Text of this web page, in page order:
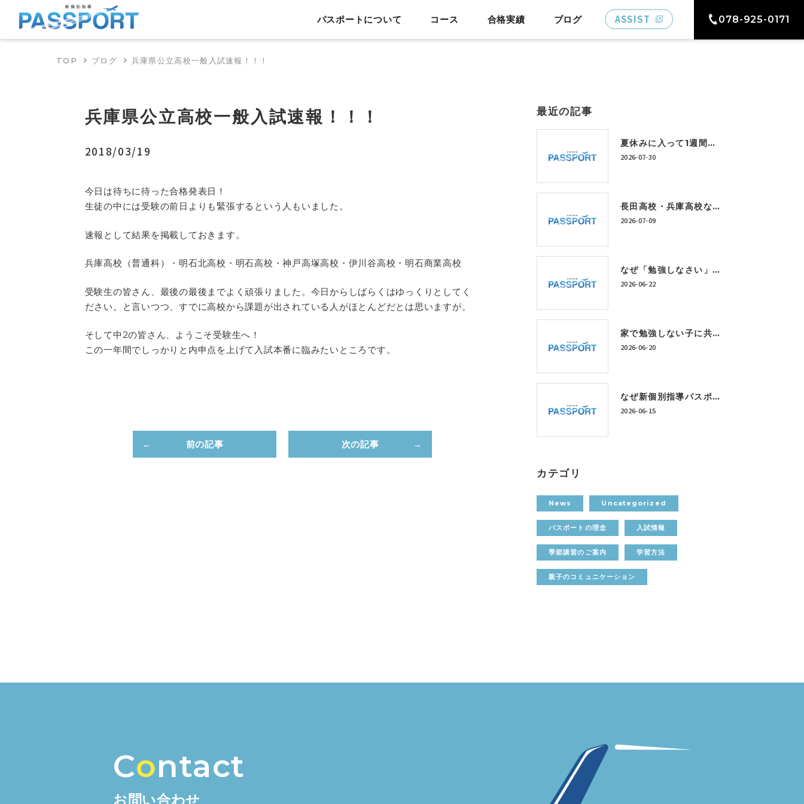
パスポートについて コース 合格実績 ブログ ASSIST 078-925-0171
TOP ブログ 兵庫県公立高校一般入試速報！！！
兵庫県公立高校一般入試速報！！！
2018/03/19
今日は待ちに待った合格発表日！
生徒の中には受験の前日よりも緊張するという人もいました。
速報として結果を掲載しておきます。
兵庫高校（普通科）・明石北高校・明石高校・神戸高塚高校・伊川谷高校・明石商業高校
受験生の皆さん、最後の最後までよく頑張りました。今日からしばらくはゆっくりとしてく
ださい。と言いつつ、すでに高校から課題が出されている人がほとんどだとは思いますが。
そして中2の皆さん、ようこそ受験生へ！
この一年間でしっかりと内申点を上げて入試本番に臨みたいところです。
前の記事 次の記事
最近の記事
夏休みに入って1週間。「うちの子、このままで大丈夫かな…」と感じている保護者の方へ
2026-07-30
長田高校・兵庫高校など上位校を目指すには？今から身につけたい学習習慣とは
2026-07-09
なぜ「勉強しなさい」では成績は上がらないのか？神戸市西区の個別指導塾が考える学習習慣の作り方
2026-06-22
家で勉強しない子に共通する5つの特徴｜神戸市西区の個別指導塾が解説
2026-06-20
なぜ新個別指導パスポートは「定額制学び放題」なのか？
2026-06-15
カテゴリ
News Uncategorized
パスポートの理念 入試情報
季節講習のご案内 学習方法
親子のコミュニケーション
Contact
お問い合わせ